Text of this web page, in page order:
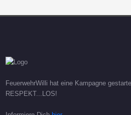
FeuerwehrWilli hat eine Kampagne
RESPEKT...LOS!